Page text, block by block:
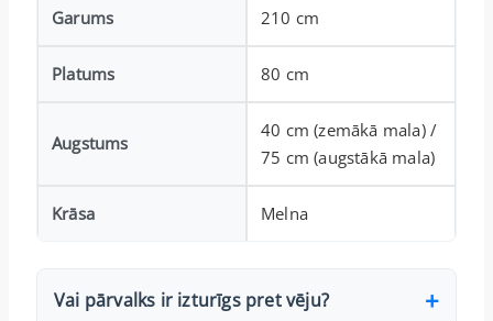
Garums 210 cm
Platums 80 cm
Augstums
40 cm (zemākā mala) /
75 cm (augstākā mala)
Krāsa Melna
Vai pārvalks ir izturīgs pret vēju?